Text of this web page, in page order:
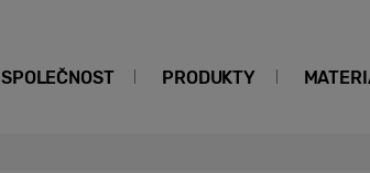
SPOLEČNOST PRODUKTY